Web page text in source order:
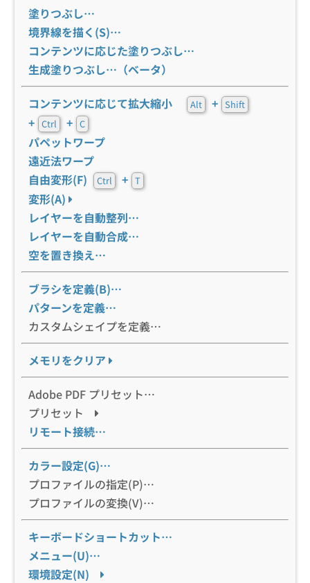
塗りつぶし…
境界線を描く(S)…
コンテンツに応じた塗りつぶし…
生成塗りつぶし…（ベータ）
コンテンツに応じて拡大縮小 Alt + Shift
+ Ctrl + C
パペットワープ
遠近法ワープ
自由変形(F)
Ctrl + T
変形(A)
レイヤーを自動整列…
レイヤーを自動合成…
空を置き換え…
ブラシを定義(B)…
パターンを定義…
カスタムシェイプを定義…
メモリをクリア
Adobe PDF プリセット…
プリセット
リモート接続…
カラー設定(G)…
プロファイルの指定(P)…
プロファイルの変換(V)…
キーボードショートカット…
メニュー(U)…
環境設定(N)